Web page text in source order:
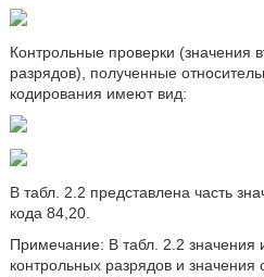
Контрольные проверки (значения
разрядов), полученные
кодирования имеют вид:
В табл. 2.2 представлена часть
кода 84,20.
Примечание: В табл. 2.2
контрольных разрядов и